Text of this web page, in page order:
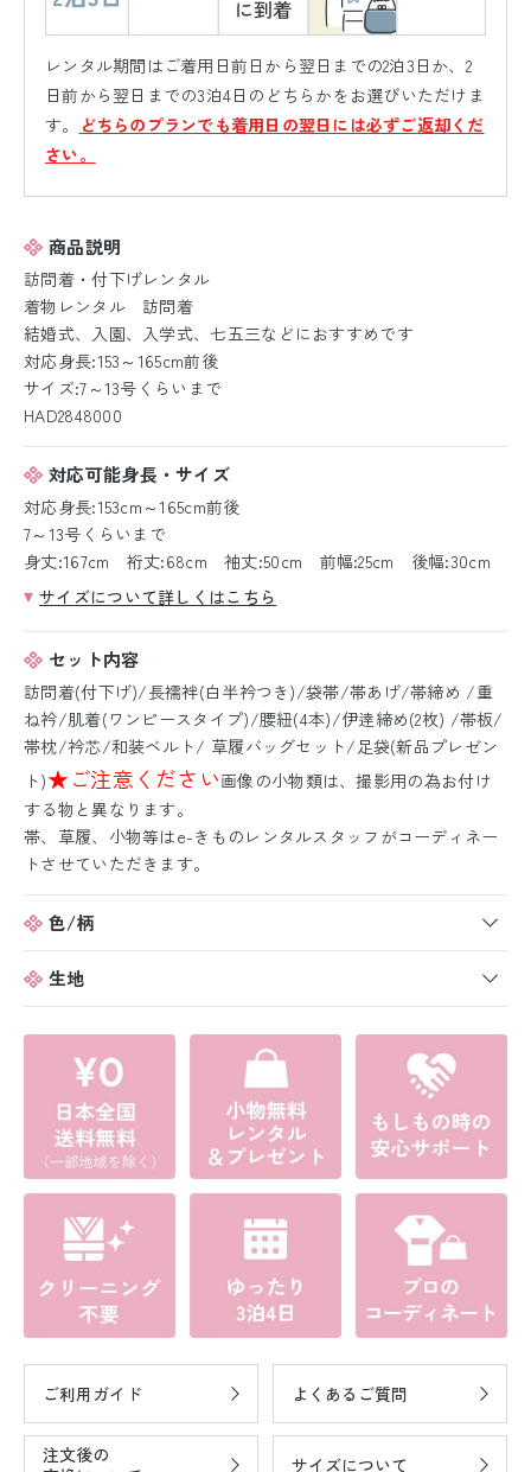
レンタル期間はご着用日前日から翌日までの2泊3日か、2
日前から翌日までの3泊4日のどちらかをお選びいただけま
す。
どちらのプランでも着用日の翌日には必ずご返却くだ
さい。
商品説明
訪問着・付下げレンタル
着物レンタル 訪問着
結婚式、入園、入学式、七五三などにおすすめです
対応身長:153～165cm前後
サイズ:7～13号くらいまで
HAD2848000
対応可能身長・サイズ
対応身長:153cm～165cm前後
7～13号くらいまで
身丈:167cm 裄丈:68cm 袖丈:50cm 前幅:25cm 後幅:30cm
サイズについて詳しくはこちら
セット内容
訪問着(付下げ)/長襦袢(白半衿つき)/袋帯/帯あげ/帯締め /重
ね衿/肌着(ワンピースタイプ)/腰紐(4本)/伊逹締め(2枚) /帯板/
帯枕/衿芯/和装ベルト/ 草履バッグセット/足袋(新品プレゼン
ト)★ご注意ください画像の小物類は、撮影用の為お付け
する物と異なります。
帯、草履、小物等はe-きものレンタルスタッフがコーディネー
トさせていただきます。
色/柄
生地
ご利用ガイド よくあるご質問
注文後の
サイズについて